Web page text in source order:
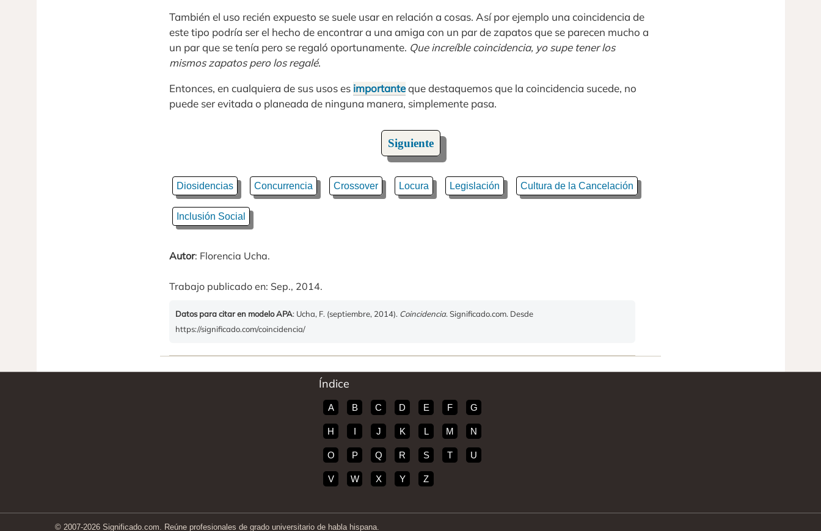
También el uso recién expuesto se suele usar en relación a cosas. Así por ejemplo una coincidencia de
este tipo podría ser el hecho de encontrar a una amiga con un par de zapatos que se parecen mucho a
un par que se tenía pero se regaló oportunamente. Que increíble coincidencia, yo supe tener los
mismos zapatos pero los regalé.
Entonces, en cualquiera de sus usos es importanteque destaquemos que la coincidencia sucede, no
puede ser evitada o planeada de ninguna manera, simplemente pasa.
Siguiente
Diosidencias Concurrencia Crossover Locura Legislación Cultura de la Cancelación
Inclusión Social
Autor: Florencia Ucha.
Trabajo publicado en: Sep., 2014.
Datos para citar en modelo APA: Ucha, F. (septiembre, 2014). Coincidencia. Significado.com. Desde
https://significado.com/coincidencia/
Índice
A B C D E F G
H I J K L M N
O P Q R S T U
V W X Y Z
© 2007-2026 Significado.com. Reúne profesionales de grado universitario de habla hispana.